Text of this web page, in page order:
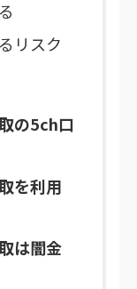
リスク
の5ch口
を利用
は闇金